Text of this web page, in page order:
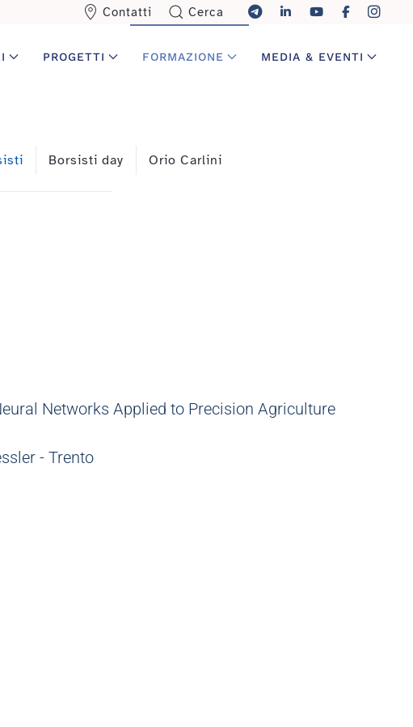
Contatti Cerca
PROGETTI FORMAZIONE MEDIA & EVENTI
Borsisti day Orio Carlini
Networks Applied to Precision Agriculture
- Trento